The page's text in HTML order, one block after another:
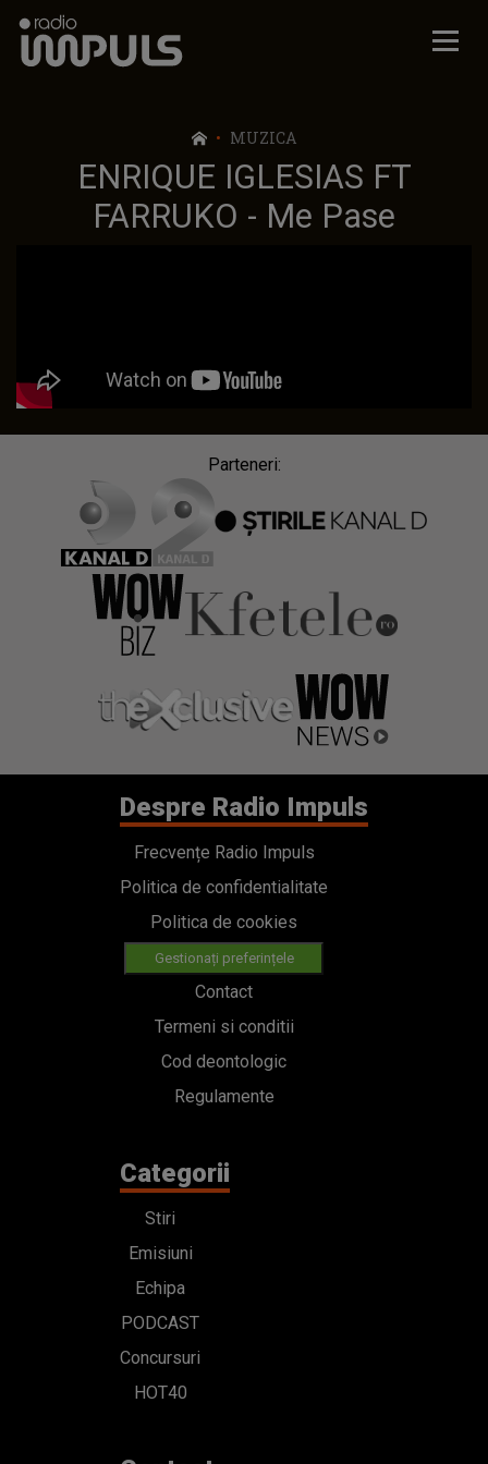
Radio Impuls
MUZICA
ENRIQUE IGLESIAS FT
FARRUKO - Me Pase
Parteneri:
Despre Radio Impuls
Frecvențe Radio Impuls
Politica de confidentialitate
Politica de cookies
Gestionați preferințele
Contact
Termeni si conditii
Cod deontologic
Regulamente
Categorii
Stiri
Emisiuni
Echipa
PODCAST
Concursuri
HOT40